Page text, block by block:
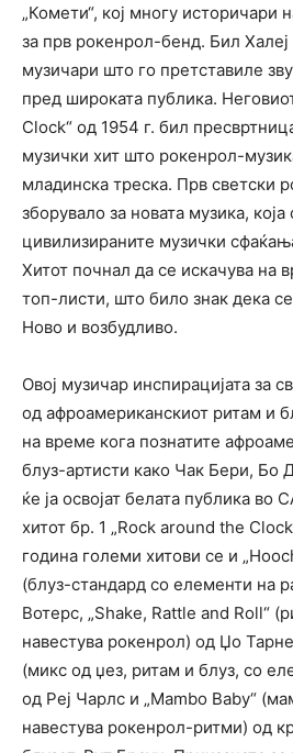
„Комети“, кој многу историчари
за прв рокенрол-бенд. Бил
музичари што го претставиле
пред широката публика.
Clock“ од 1954 г. бил
музички хит што рокенрол-
младинска треска. Прв светски
зборувало за новата музика,
цивилизираните музички
Хитот почнал да се искачува на
топ-листи, што било знак дека
Ново и возбудливо.
Овој музичар инспирацијата за
од афроамериканскиот ритам и
на време кога познатите
блуз-артисти како Чак Бери, Бо
ќе ја освојат белата публика во
хитот бр. 1 „Rock around the
година големи хитови се и
(блуз-стандард со елементи на
Вотерс, „Shake, Rattle and Roll“
навестува рокенрол) од Џо
(микс од џез, ритам и блуз, со
од Реј Чарлс и „Mambo Baby“
навестува рокенрол-ритми) од